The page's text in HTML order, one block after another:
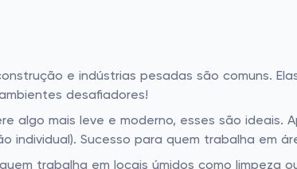
e indústrias pesadas são comuns.
desafiadores!
algo mais leve e moderno, esses são ideais.
individual). Sucesso para quem trabalha em
trabalha em locais úmidos como limpeza